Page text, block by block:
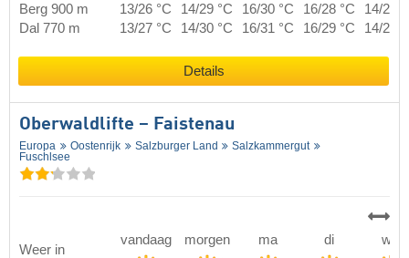
Berg 900 m 13/26 °C 14/29 °C 16/30 °C 16/28 °C
14/25
Dal 770 m
13/27 °C 14/30 °C 16/31 °C 16/29 °C 14/26
Details
Oberwaldlifte – Faistenau
Europa Oostenrijk Salzburger Land
Salzkammergut
Fuschlsee
Weer in
vandaag morgen ma di wo